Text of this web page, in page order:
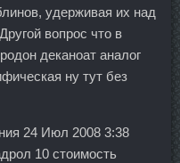
удерживая их над
вопрос что в
деканоат аналог
ну тут без
24 Июл 2008 3:38
10 стоимость